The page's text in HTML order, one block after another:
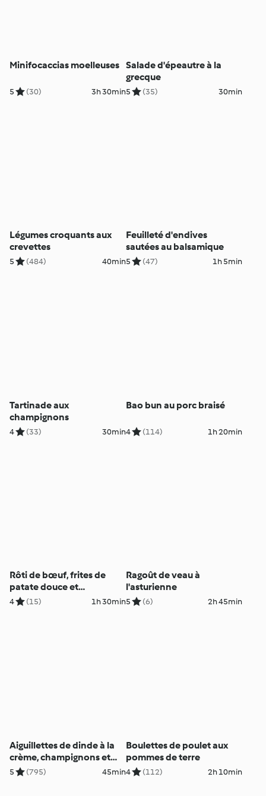
Minifocaccias moelleuses
5 (30) 3h 30min
Salade d'épeautre à la
grecque
5 (35) 30min
Légumes croquants aux
crevettes
5 (484) 40min
Feuilleté d'endives
sautées au balsamique
5 (47) 1h 5min
Tartinade aux
champignons
4 (33) 30min
Bao bun au porc braisé
4 (114) 1h 20min
Rôti de bœuf, frites de
patate douce et
rémoulade au cerfeuil
4 (15) 1h 30min
Ragoût de veau à
l'asturienne
5 (6) 2h 45min
Aiguillettes de dinde à la
crème, champignons et
spaetzle
5 (795) 45min
Boulettes de poulet aux
pommes de terre
4 (112) 2h 10min